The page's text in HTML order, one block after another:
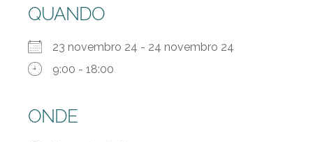
QUANDO
23 novembro 24 - 24 novembro 24
9:00 - 18:00
ONDE